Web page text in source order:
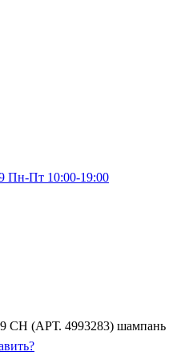
Пн-Пт 10:00-19:00
CH (АРТ. 4993283) шампань